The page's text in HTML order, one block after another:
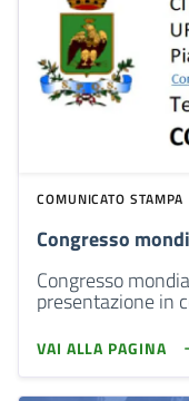
COMUNICATO STAMPA
Congresso
Congresso
presentazione in
VAI ALLA PAGINA